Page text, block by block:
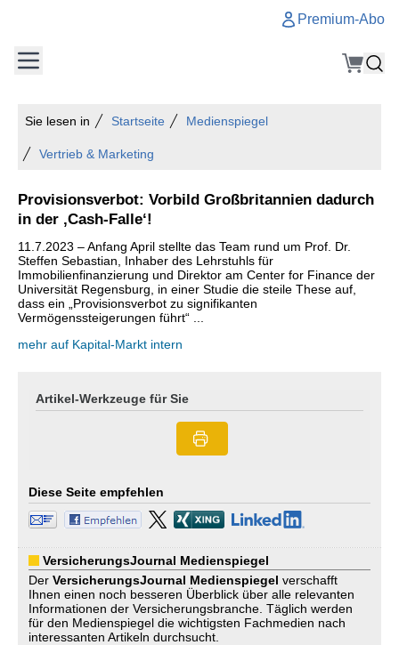
Premium-Abo
Sie lesen in Startseite Medienspiegel
Vertrieb & Marketing
Provisionsverbot: Vorbild Großbritannien dadurch
in der ‚Cash-Falle‘!
11.7.2023 – Anfang April stellte das Team rund um Prof. Dr.
Steffen Sebastian, Inhaber des Lehrstuhls für
Immobilienfinanzierung und Direktor am Center for Finance der
Universität Regensburg, in einer Studie die steile These auf,
dass ein „Provisionsverbot zu signifikanten
Vermögenssteigerungen führt“ ...
mehr auf Kapital-Markt intern
Artikel-Werkzeuge für Sie
Diese Seite empfehlen
VersicherungsJournal Medienspiegel
Der VersicherungsJournal Medienspiegel verschafft
Ihnen einen noch besseren Überblick über alle relevanten
Informationen der Versicherungsbranche. Täglich werden
für den Medienspiegel die wichtigsten Fachmedien nach
interessanten Artikeln durchsucht.